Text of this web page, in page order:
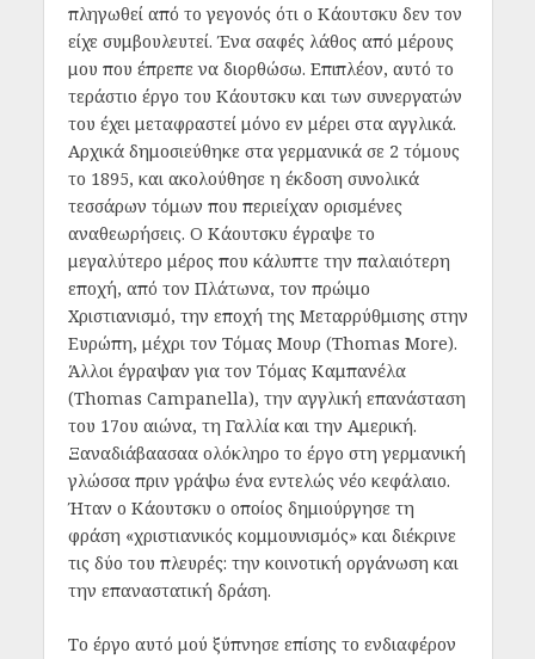
πληγωθεί από το γεγονός ότι ο Κάουτσκυ δεν τον
είχε συμβουλευτεί. Ένα σαφές λάθος από μέρους
μου που έπρεπε να διορθώσω. Επιπλέον, αυτό το
τεράστιο έργο του Κάουτσκυ και των συνεργατών
του έχει μεταφραστεί μόνο εν μέρει στα αγγλικά.
Αρχικά δημοσιεύθηκε στα γερμανικά σε 2 τόμους
το 1895, και ακολούθησε η έκδοση συνολικά
τεσσάρων τόμων που περιείχαν ορισμένες
αναθεωρήσεις. Ο Κάουτσκυ έγραψε το
μεγαλύτερο μέρος που κάλυπτε την παλαιότερη
εποχή, από τον Πλάτωνα, τον πρώιμο
Χριστιανισμό, την εποχή της Μεταρρύθμισης στην
Ευρώπη, μέχρι τον Τόμας Μουρ (Thomas More).
Άλλοι έγραψαν για τον Τόμας Καμπανέλα
(Thomas Campanella), την αγγλική επανάσταση
του 17ου αιώνα, τη Γαλλία και την Αμερική.
Ξαναδιάβαασαα ολόκληρο το έργο στη γερμανική
γλώσσα πριν γράψω ένα εντελώς νέο κεφάλαιο.
Ήταν ο Κάουτσκυ ο οποίος δημιούργησε τη
φράση «χριστιανικός κομμουνισμός» και διέκρινε
τις δύο του πλευρές: την κοινοτική οργάνωση και
την επαναστατική δράση.
Το έργο αυτό μού ξύπνησε επίσης το ενδιαφέρον